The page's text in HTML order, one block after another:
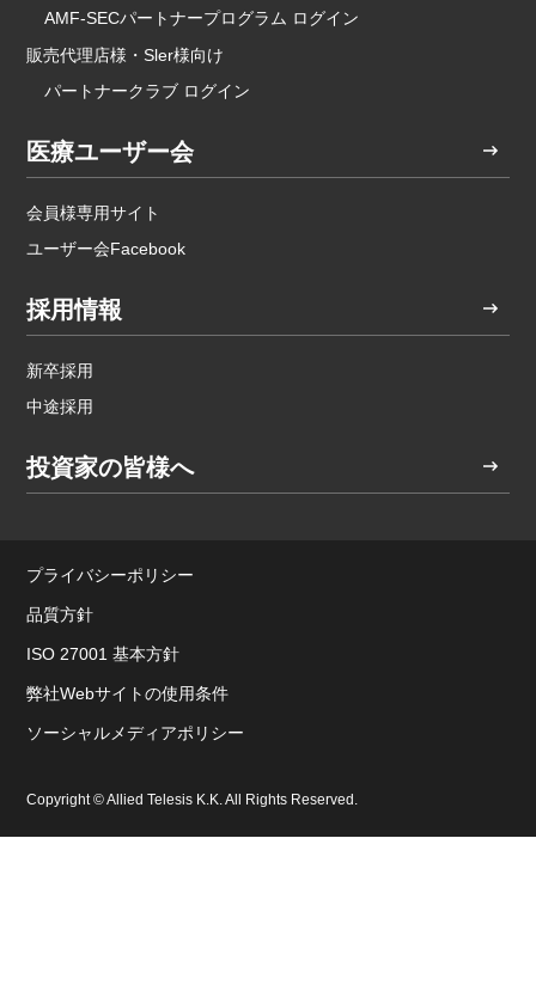
AMF-SECパートナープログラム ログイン
販売代理店様・Sler様向け
パートナークラブ ログイン
医療ユーザー会
会員様専用サイト
ユーザー会Facebook
採用情報
新卒採用
中途採用
投資家の皆様へ
プライバシーポリシー
品質方針
ISO 27001 基本方針
弊社Webサイトの使用条件
ソーシャルメディアポリシー
Copyright © Allied Telesis K.K. All Rights Reserved.